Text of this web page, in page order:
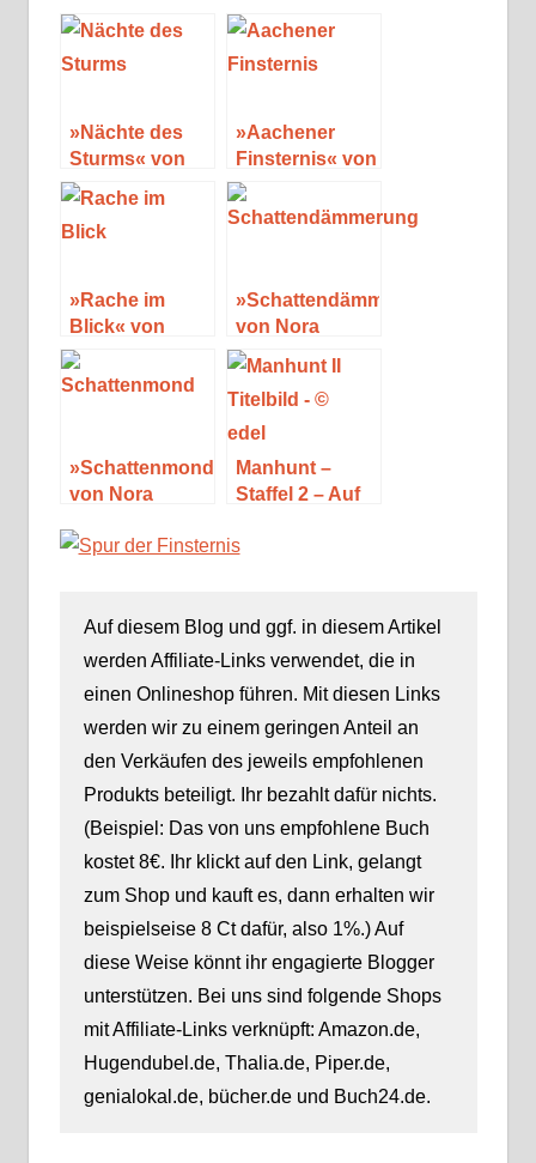
»Nächte des
Sturms« von
Nora Roberts
»Aachener
Finsternis« von
Ingrid Davis
»Rache im
Blick« von
Nora Roberts
»Schattendämmerung«
von Nora
Roberts
»Schattenmond«
von Nora
Manhunt –
Staffel 2 – Auf
dem Night
Auf diesem Blog und ggf. in diesem Artikel
werden Affiliate-Links verwendet, die in
einen Onlineshop führen. Mit diesen Links
werden wir zu einem geringen Anteil an
den Verkäufen des jeweils empfohlenen
Produkts beteiligt. Ihr bezahlt dafür nichts.
(Beispiel: Das von uns empfohlene Buch
kostet 8€. Ihr klickt auf den Link, gelangt
zum Shop und kauft es, dann erhalten wir
beispielseise 8 Ct dafür, also 1%.) Auf
diese Weise könnt ihr engagierte Blogger
unterstützen. Bei uns sind folgende Shops
mit Affiliate-Links verknüpft: Amazon.de,
Hugendubel.de, Thalia.de, Piper.de,
genialokal.de, bücher.de und Buch24.de.